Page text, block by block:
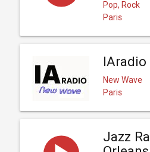
Pop, Rock
Paris
IAradio
New Wave
Paris
Jazz